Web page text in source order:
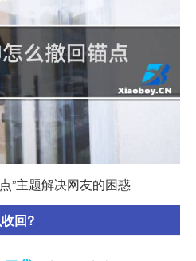
”主题解决网友的困惑
回?